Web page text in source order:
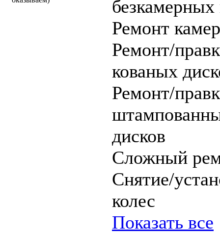
Ремонт камер
Ремонт/
кованых
Ремонт/
дисков
Сложный
Снятие/
колес
Показать все